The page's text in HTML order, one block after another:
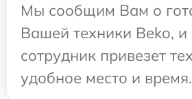
Мы сообщим Вам о
Вашей техники Beko,
сотрудник привезет
удобное место и время.